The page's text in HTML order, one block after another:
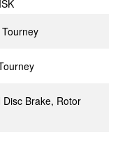
Brake, Rotor